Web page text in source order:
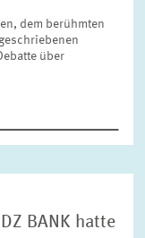
dem berühmten
über
BANK hatte